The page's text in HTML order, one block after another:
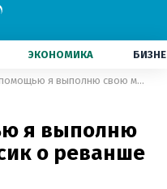
ЭКОНОМИКА
С божьей помощью я выполню свою миссию, – Усик о реванше с Джошуа
я выполню
о реванше